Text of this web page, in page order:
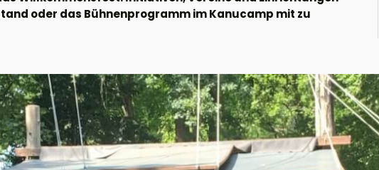
oder das Bühnenprogramm im Kanucamp mit zu